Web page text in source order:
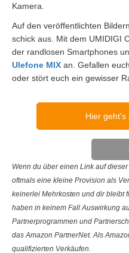
Kamera.
Auf den veröffentlichten
schick aus. Mit dem UMIDIGI
der randlosen Smartphones
Ulefone MIX an. Gefallen
oder stört euch ein gewisser
Hier geht's
Wenn du über einen Link auf
oftmals eine kleine Provision als
keinerlei Mehrkosten und dir bleibt
haben in keinem Fall Auswirkung
Partnerprogrammen und
das Amazon PartnerNet. Als
qualifizierten Verkäufen.